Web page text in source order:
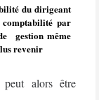
du dirigeant
par
gestion même
revenir
alors être